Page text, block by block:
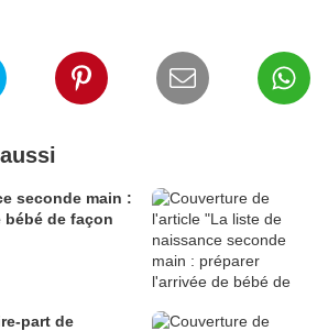
seconde main :
bébé de façon
part de